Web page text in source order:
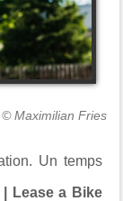
Maximilian Fries
Un temps
| Lease a Bike